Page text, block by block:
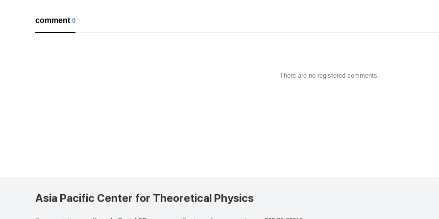
comment0
There are no registered comments.
Asia Pacific Center for Theoretical Physics